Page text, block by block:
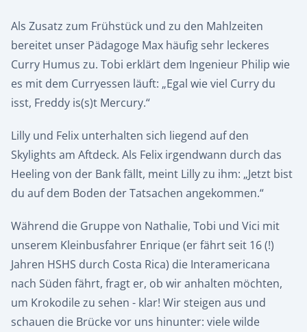
Als Zusatz zum Frühstück und zu den Mahlzeiten
bereitet unser Pädagoge Max häufig sehr leckeres
Curry Humus zu. Tobi erklärt dem Ingenieur Philip wie
es mit dem Curryessen läuft: „Egal wie viel Curry du
isst, Freddy is(s)t Mercury.“
Lilly und Felix unterhalten sich liegend auf den
Skylights am Aftdeck. Als Felix irgendwann durch das
Heeling von der Bank fällt, meint Lilly zu ihm: „Jetzt bist
du auf dem Boden der Tatsachen angekommen.“
Während die Gruppe von Nathalie, Tobi und Vici mit
unserem Kleinbusfahrer Enrique (er fährt seit 16 (!)
Jahren HSHS durch Costa Rica) die Interamericana
nach Süden fährt, fragt er, ob wir anhalten möchten,
um Krokodile zu sehen - klar! Wir steigen aus und
schauen die Brücke vor uns hinunter: viele wilde